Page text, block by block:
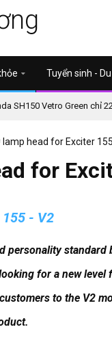
Tuyển sinh -
SH150 Vetro Green chỉ
lamp head for Exciter
for
- V2
personality standard
for a new
to the V2